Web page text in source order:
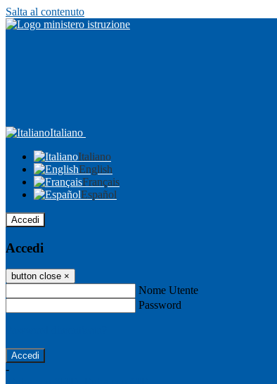
Salta al contenuto
Italiano
Italiano
English
Français
Español
Accedi
Accedi
button close ×
Nome Utente
Password
-